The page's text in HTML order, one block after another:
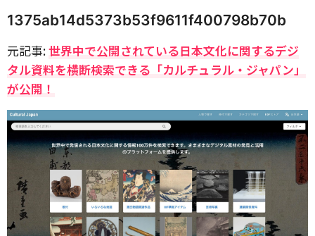
1375ab14d5373b53f9611f400798b70b
元記事:世界中で公開されている日本文化に関するデジ
タル資料を横断検索できる「カルチュラル・ジャパン」
が公開！